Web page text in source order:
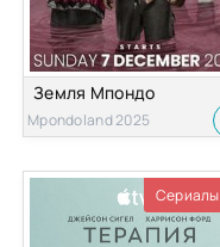
Земля Мпондо
Mpondoland 2025
Сериалы